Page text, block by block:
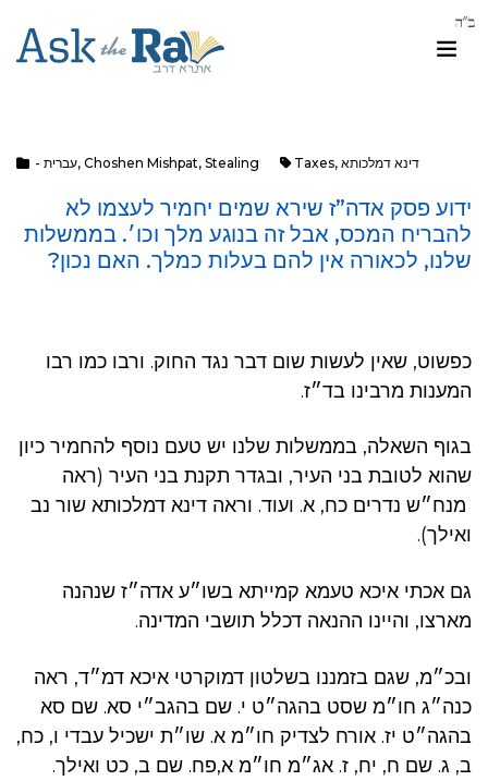
- עברית, Choshen Mishpat, Stealing Taxes, דינא דמלכותא
ידוע פסק אדה”ז שירא שמים יחמיר לעצמו לא
להבריח המכס, אבל זה בנוגע מלך וכו׳. בממשלות
שלנו, לכאורה אין להם בעלות כמלך. האם נכון?
כפשוט, שאין לעשות שום דבר נגד החוק. ורבו כמו רבו
המענות מרבינו בד״ז.
בגוף השאלה, בממשלות שלנו יש טעם נוסף להחמיר כיון
שהוא לטובת בני העיר, ובגדר תקנת בני העיר (ראה
מנח״ש נדרים כח, א. ועוד. וראה דינא דמלכותא שור נב
ואילך).
גם אכתי איכא טעמא קמייתא בשו״ע אדה״ז שנהנה
מארצו, והיינו ההנאה דכלל תושבי המדינה.
ובכ״מ, שגם בזמננו בשלטון דמוקרטי איכא דמ״ד, ראה
כנה״ג חו״מ שסט בהגה״ט י. שם בהגב״י סא. שם סא
בהגה״ט יז. אורח לצדיק חו״מ א. שו״ת ישכיל עבדי ו, כח,
ב, ג. שם ח, יח, ז. אג״מ חו״מ א,פח. שם ב, כט ואילך.